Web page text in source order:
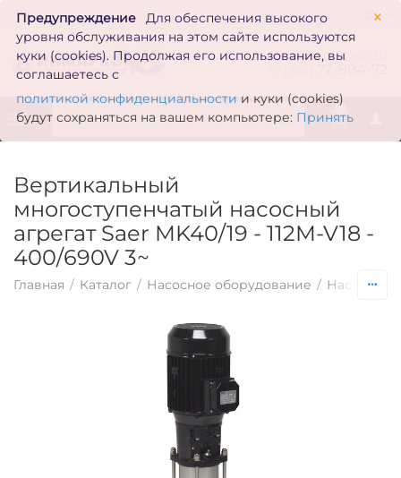
×
Предупреждение
Для обеспечения высокого
уровня обслуживания на этом сайте используются
куки (cookies). Продолжая его использование, вы
соглашаетесь с
политикой конфиденциальности и куки (cookies)
будут сохраняться на вашем компьютере: Принять
zakaz@inmarkon.ru
0
Вертикальный
многоступенчатый насосный
агрегат Saer MK40/19 - 112M-V18 -
400/690V 3~
Главная / Каталог / Насосное оборудование / Насосы по